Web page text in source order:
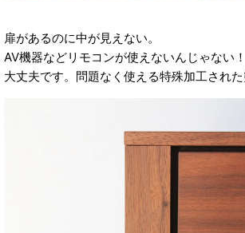
扉があるのに中が見えない。
AV機器などリモコンが使えないんじゃない
大丈夫です。問題なく使える特殊加工された